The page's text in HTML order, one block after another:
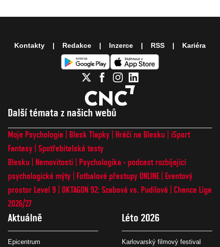
Další témata z našich webů
Moje Psychologie Blesk Tlapky Hráči na Blesku
iSport
Fantasy Spotřebitelské testy
Blesku
Nemovitosti
Psychologika - podcast rozbíjející
psychologické mýty
Fotbalové přestupy ONLINE
Eventový
prostor Level 9 OKTAGON 92: Szabová vs. Pudilová
Chance Liga
2026/27
Aktuálně
Epicentrum
Léto 2026
Karlovarský filmový festival
Kontakty Redakce Inzerce RSS Kariéra